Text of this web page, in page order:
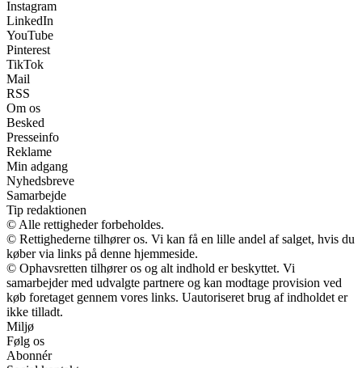
Instagram
LinkedIn
YouTube
Pinterest
TikTok
Mail
RSS
Om os
Besked
Presseinfo
Reklame
Min adgang
Nyhedsbreve
Samarbejde
Tip redaktionen
© Alle rettigheder forbeholdes.
© Rettighederne tilhører os. Vi kan få en lille andel af salget, hvis du
køber via links på denne hjemmeside.
© Ophavsretten tilhører os og alt indhold er beskyttet. Vi
samarbejder med udvalgte partnere og kan modtage provision ved
køb foretaget gennem vores links. Uautoriseret brug af indholdet er
ikke tilladt.
Miljø
Følg os
Abonnér